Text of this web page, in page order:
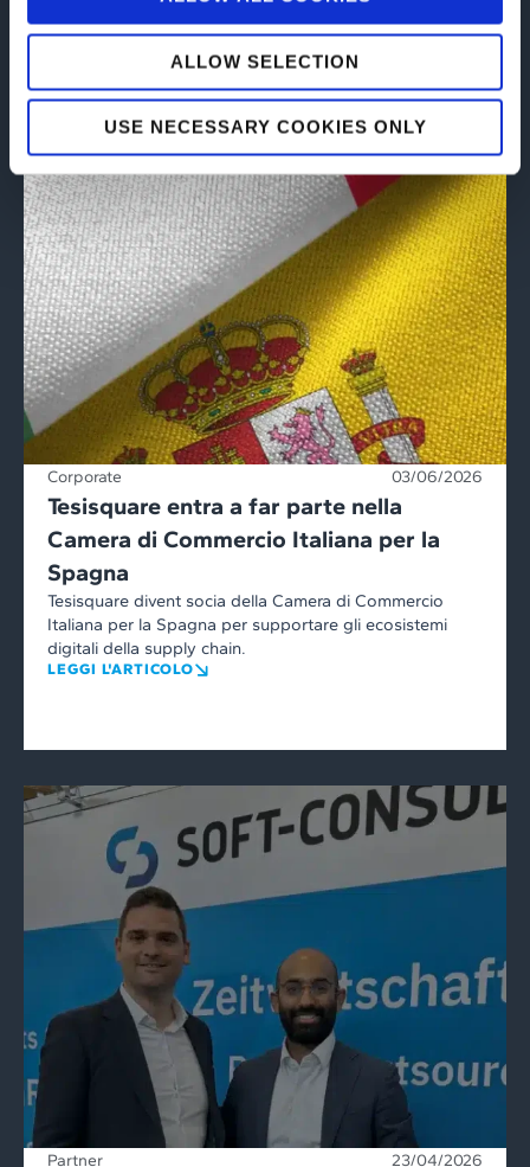
ALLOW SELECTION
USE NECESSARY COOKIES ONLY
Corporate 03/06/2026
Tesisquare entra a far parte nella
Camera di Commercio Italiana per la
Spagna
Tesisquare divent socia della Camera di Commercio
Italiana per la Spagna per supportare gli ecosistemi
digitali della supply chain.
LEGGI L'ARTICOLO
Partner 23/04/2026